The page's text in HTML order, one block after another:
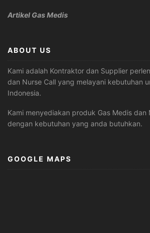
Artikel Gas Medis
ABOUT US
Kami adalah Kontraktor dan Supplier
dan Nurse Call yang melayani kebutuhan
Indonesia.
Kami menyediakan produk Gas Medis dan
dengan kebutuhan yang anda butuhkan.
GOOGLE MAPS